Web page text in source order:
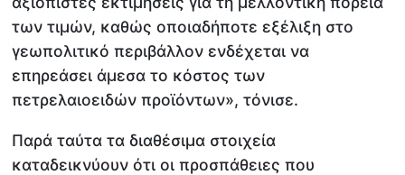
των τιμών, καθώς οποιαδήποτε εξέλιξη στο
γεωπολιτικό περιβάλλον ενδέχεται να
επηρεάσει άμεσα το κόστος των
πετρελαιοειδών προϊόντων», τόνισε.
Παρά ταύτα τα διαθέσιμα στοιχεία
καταδεικνύουν ότι οι προσπάθειες που